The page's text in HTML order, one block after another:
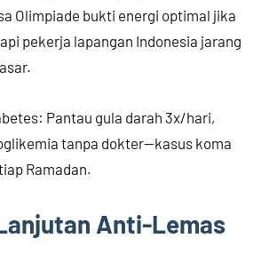
Olimpiade bukti energi optimal jika
pekerja lapangan Indonesia jarang
Pantau gula darah 3x/hari,
tanpa dokter—kasus koma
Ramadan.
Anti-Lemas